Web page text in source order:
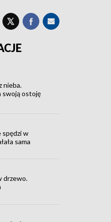
nieba.
swoją ostoję
spędzi w
sama
drzewo.